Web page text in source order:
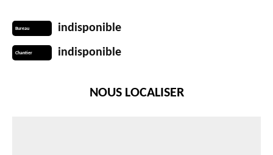
Bureau indisponible
Chantier indisponible
NOUS LOCALISER